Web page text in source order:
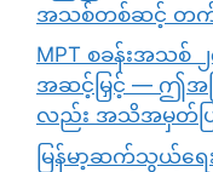
အသစ်တစ်ဆင့် တက်
MPT စခန်းအသစ်
အဆင့်မြှင့် — ဤအက
လည်း အသိအမှတ်ပ
မြန်မာ့ဆက်သွယ်ရေ